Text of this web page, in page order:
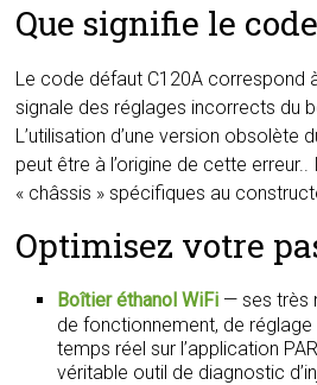
Que signifie le code
Le code défaut C120A correspond
signale des réglages incorrects du
L’utilisation d’une version obsolète
peut être à l’origine de cette
« châssis » spécifiques au
Optimisez votre
Boîtier éthanol WiFi — ses très
de fonctionnement, de réglage
temps réel sur l’application
véritable outil de diagnostic